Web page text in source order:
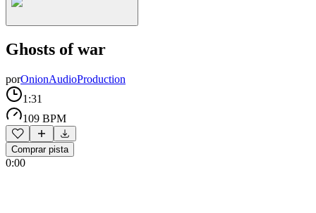
Ghosts of war
porOnionAudioProduction
1:31
109 BPM
Comprar pista
0:00